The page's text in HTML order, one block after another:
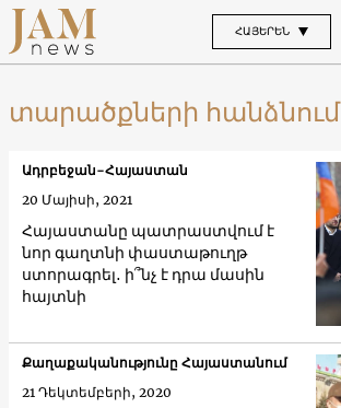
ՀԱՅԵՐԵՆ
տարածքների հանձնում
Հայաստանը պատրաստվում է
նոր գաղտնի փաստաթուղթ
ստորագրել․ ի՞նչ է դրա մասին
հայտնի
Ադրբեջան-Հայաստան
20 Մայիսի, 2021
Քաղաքականությունը Հայաստանում
21 Դեկտեմբերի, 2020